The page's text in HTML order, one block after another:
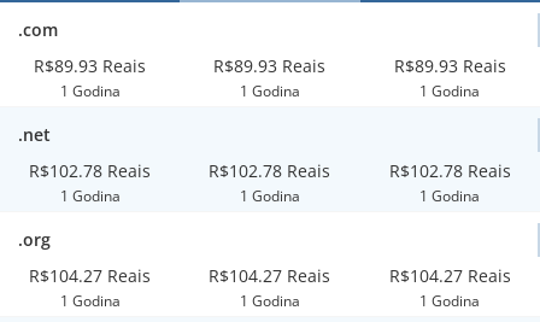
.com
R$89.93 Reais
1 Godina
R$89.93 Reais
1 Godina
R$89.93 Reais
1 Godina
.net
R$102.78 Reais
1 Godina
R$102.78 Reais
1 Godina
R$102.78 Reais
1 Godina
.org
R$104.27 Reais
1 Godina
R$104.27 Reais
1 Godina
R$104.27 Reais
1 Godina